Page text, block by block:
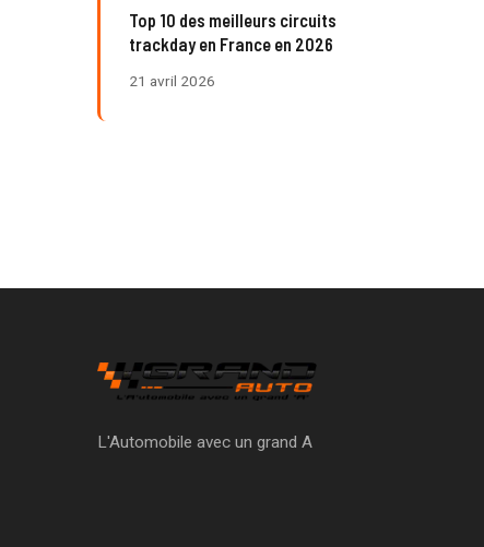
Top 10 des meilleurs circuits
trackday en France en 2026
21 avril 2026
L'Automobile avec un grand A